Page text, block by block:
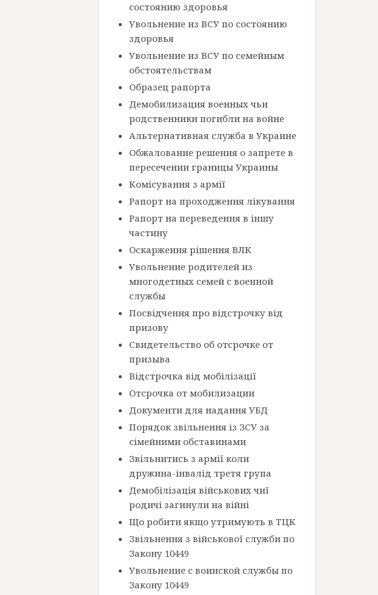
состоянию здоровья
Увольнение из ВСУ по состоянию
здоровья
Увольнение из ВСУ по семейным
обстоятельствам
Образец рапорта
Демобилизация военных чьи
родственники погибли на войне
Альтернативная служба в Украине
Обжалование решения о запрете в
пересечении границы Украины
Комісування з армії
Рапорт на проходження лікування
Рапорт на переведення в іншу
частину
Оскарження рішення ВЛК
Увольнение родителей из
многодетных семей с военной
службы
Посвідчення про відстрочку від
призову
Свидетельство об отсрочке от
призыва
Відстрочка від мобілізації
Отсрочка от мобилизации
Документи для надання УБД
Порядок звільнення із ЗСУ за
сімейними обставинами
Звільнитись з армії коли
дружина-інвалід третя група
Демобілізація військових чиї
родичі загинули на війні
Що робити якщо утримують в ТЦК
Звільнення з військової служби по
Закону 10449
Увольнение с воинской службы по
Закону 10449